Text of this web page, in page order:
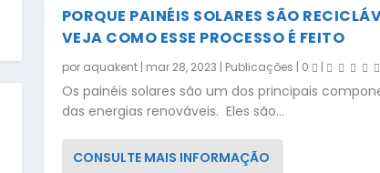
PORQUE PAINÉIS SOLARES SÃO
VEJA COMO ESSE PROCESSO É FEITO
por aquakent| mar 28, 2023 | Publicações | 0 |
Os painéis solares são um dos principais
das energias renováveis. Eles são...
CONSULTE MAIS INFORMAÇÃO